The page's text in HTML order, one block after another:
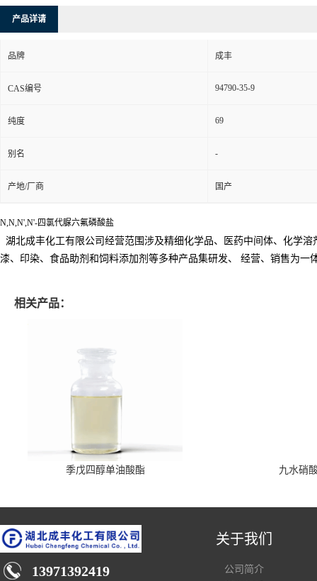
产品详请
品牌 成丰
CAS编号 94790-35-9
纯度 69
别名 -
产地/厂商 国产
N,N,N',N'-四氯代脲六氟磷酸盐
湖北成丰化工有限公司经营范围涉及精细化学品、医药中间体、化学
漆、印染、食品助剂和饲料添加剂等多种产品集研发、
经营、销售为一
相关产品：
季戊四醇单油酸酯 九水硝
13971392419
关于我们
公司简介